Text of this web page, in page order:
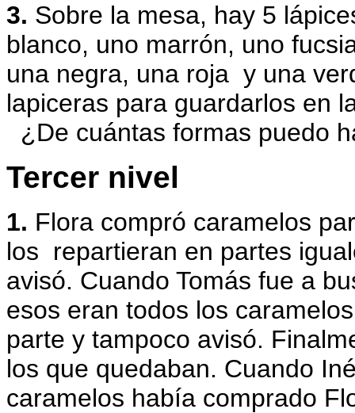
3. Sobre la mesa, hay 5
blanco, uno marrón, uno
una negra, una roja y una
lapiceras para guardarlos en
¿De cuántas formas puedo
Tercer nivel
1. Flora compró caramelos
los repartieran en partes
avisó. Cuando Tomás fue a
esos eran todos los
parte y tampoco avisó.
los que quedaban. Cuando
caramelos había comprado